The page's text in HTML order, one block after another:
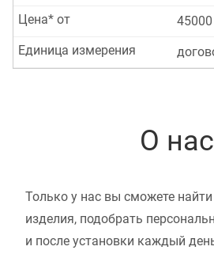
45000
Цена* от
Единица измерения
О нас
Только у нас вы сможете
изделия, подобрать
и после установки каждый